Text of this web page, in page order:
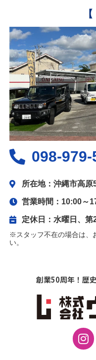
創業50周年！歴
I
n
098-979-
所在地：沖縄市高原
営業時間：10:00～
定休日：水曜日、第
※スタッフ不在の場合は、
い。